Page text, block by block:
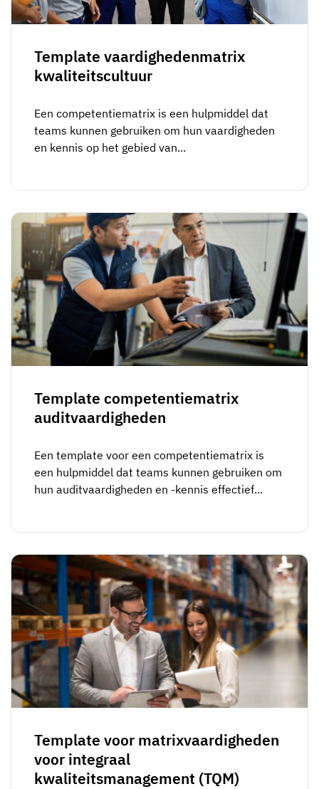
Medewerkersprofiel
Trainingsgeschiedenis
Certificaten & licenties
Frontline skills-app
Compliance
Inzetbaarheid van het personeel
Audit trails
Insights
Skill gap-analyse
Effectiviteit van trainingen
Prognoses & trends
nu
Per rol
Trainingscoördinator
Operationeel manager
ICT-manager
Auditor
Intersnack
Syngenta
Ashland
Verpakking
Canpack
Vista
19 maart 2026
Stop met achtervolgen, begin met
met AG5 Workflows
Klantsucces
Kennisbank
AG5-status
Ondersteuning
Bedrijf
Neem contact op
Template vaardighedenmatrix
kwaliteitscultuur
Een competentiematrix is een hulpmiddel dat
teams kunnen gebruiken om hun vaardigheden
en kennis op het gebied van...
Template competentiematrix
auditvaardigheden
Een template voor een competentiematrix is
een hulpmiddel dat teams kunnen gebruiken om
hun auditvaardigheden en -kennis effectief...
Template voor matrixvaardigheden
voor integraal
kwaliteitsmanagement (TQM)